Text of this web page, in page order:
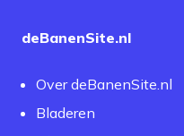
deBanenSite.nl
Over deBanenSite.nl
Bladeren